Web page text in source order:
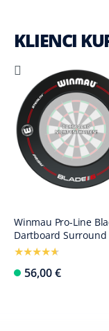
KLIENCI
Winmau Pro-Line
Dartboard Surround
56,00 €